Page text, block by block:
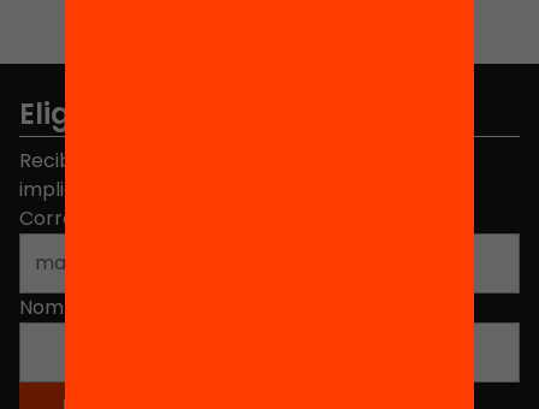
Elige equidad
Recibe contenidos, iniciativas y proyectos para
implicarte.
Correo electrónico
Nombre